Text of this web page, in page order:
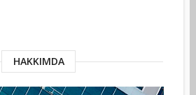
HAKKIMDA